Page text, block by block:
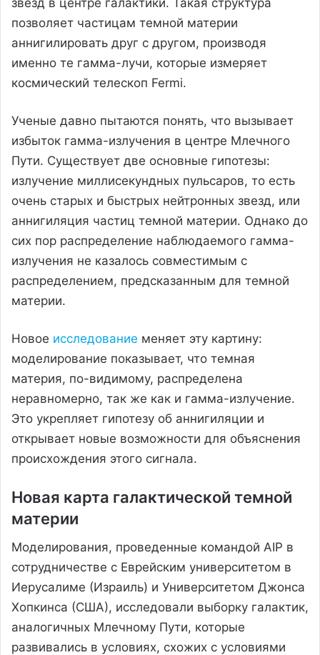
позволяет частицам темной материи
аннигилировать друг с другом, производя
именно те гамма-лучи, которые измеряет
космический телескоп Fermi.
Ученые давно пытаются понять, что вызывает
избыток гамма-излучения в центре Млечного
Пути. Существует две основные гипотезы:
излучение миллисекундных пульсаров, то есть
очень старых и быстрых нейтронных звезд, или
аннигиляция частиц темной материи. Однако до
сих пор распределение наблюдаемого гамма-
излучения не казалось совместимым с
распределением, предсказанным для темной
материи.
Новое исследование меняет эту картину:
моделирование показывает, что темная
материя, по-видимому, распределена
неравномерно, так же как и гамма-излучение.
Это укрепляет гипотезу об аннигиляции и
открывает новые возможности для объяснения
происхождения этого сигнала.
Новая карта галактической темной
материи
Моделирования, проведенные командой AIP в
сотрудничестве с Еврейским университетом в
Иерусалиме (Израиль) и Университетом Джонса
Хопкинса (США), исследовали выборку галактик,
аналогичных Млечному Пути, которые
развивались в условиях, схожих с условиями